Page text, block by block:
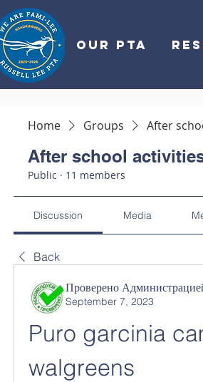
OUR PTA
Home Groups After
After school
Public · 11 members
Discussion Media
Back
Проверено
September 7, 2023
Puro garcinia
walgreens